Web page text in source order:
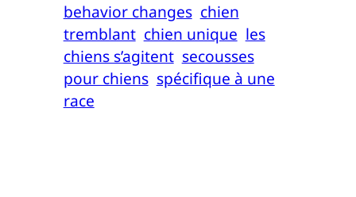
behavior changes chien
tremblant chien unique les
chiens s’agitent secousses
pour chiens spécifique à une
race